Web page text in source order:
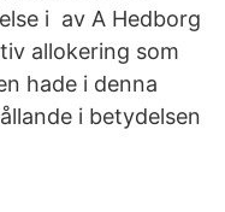
i av A Hedborg
allokering som
hade i denna
i betydelsen